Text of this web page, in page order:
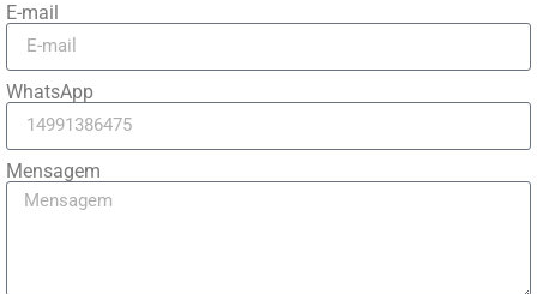
E-mail
WhatsApp
Mensagem